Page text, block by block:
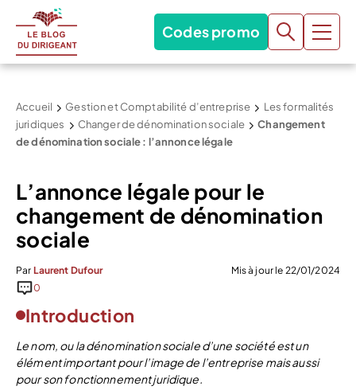
Codes promo
Accueil Gestion et Comptabilité d’entreprise
Les formalités
juridiques
Changer de dénomination sociale
Changement
de dénomination sociale : l’annonce légale
L’annonce légale pour le
changement de dénomination
sociale
Par Laurent Dufour
Mis à jour le 22/01/2024
0
Introduction
Le nom, ou la dénomination sociale d’une société est un
élément important pour l’image de l’entreprise mais aussi
pour son fonctionnement juridique.